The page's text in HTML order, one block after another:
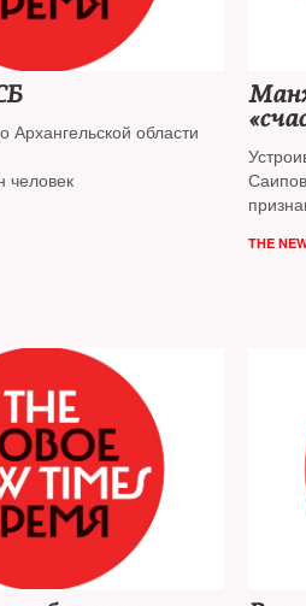
области
человек
THE